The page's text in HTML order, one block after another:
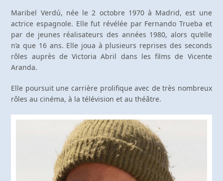
Maribel Verdú, née le 2 octobre 1970 à Madrid, est une
actrice espagnole. Elle fut révélée par Fernando Trueba et
par de jeunes réalisateurs des années 1980, alors qu’elle
n’a que 16 ans. Elle joua à plusieurs reprises des seconds
rôles auprès de Victoria Abril dans les films de Vicente
Aranda.
Elle poursuit une carrière prolifique avec de très nombreux
rôles au cinéma, à la télévision et au théâtre.